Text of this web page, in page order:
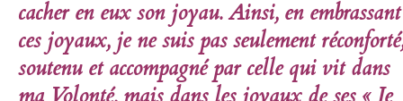
cacher en eux son joyau. Ainsi, en embrassant
ces joyaux, je ne suis pas seulement réconforté,
soutenu et accompagné par celle qui vit dans